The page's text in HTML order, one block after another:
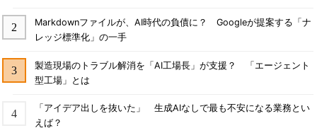
Markdownファイルが、AI時代の負債に？ Googleが提案する「ナ
レッジ標準化」の一手
製造現場のトラブル解消を「AI工場長」が支援？ 「エージェント
型工場」とは
「アイデア出しを抜いた」 生成AIなしで最も不安になる業務とい
えば？